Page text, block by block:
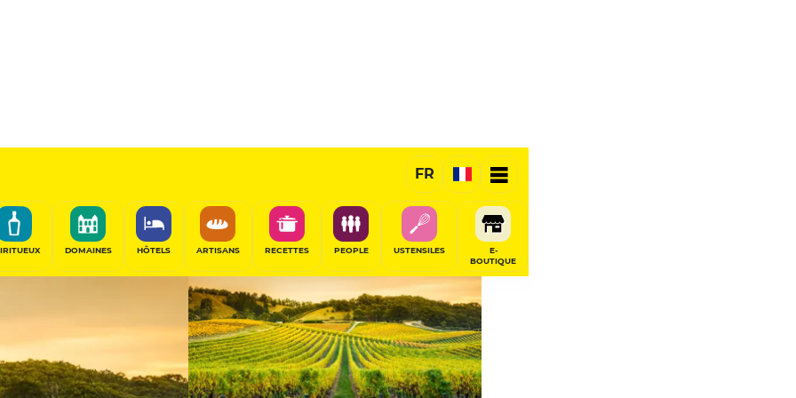
FR
DOMAINES HÔTELS ARTISANS RECETTES PEOPLE USTENSILES
E-
BOUTIQUE